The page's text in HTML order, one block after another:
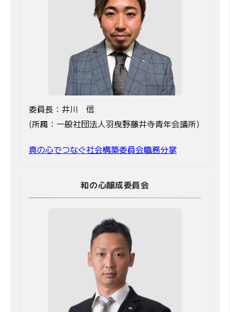
委員長：井川 信
(所属：一般社団法人羽曳野藤井寺青年会議所)
真の心でつなぐ社会構築委員会職務分掌
和の心醸成委員会